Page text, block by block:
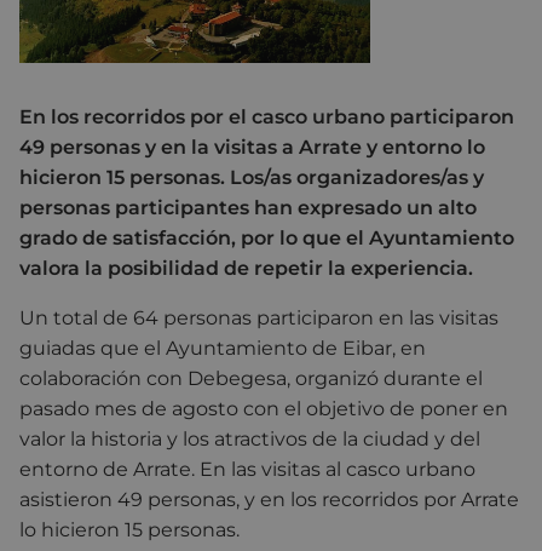
En los recorridos por el casco urbano participaron
49 personas y en la visitas a Arrate y entorno lo
hicieron 15 personas. Los/as organizadores/as y
personas participantes han expresado un alto
grado de satisfacción, por lo que el Ayuntamiento
valora la posibilidad de repetir la experiencia.
Un total de 64 personas participaron en las visitas
guiadas que el Ayuntamiento de Eibar, en
colaboración con Debegesa, organizó durante el
pasado mes de agosto con el objetivo de poner en
valor la historia y los atractivos de la ciudad y del
entorno de Arrate. En las visitas al casco urbano
asistieron 49 personas, y en los recorridos por Arrate
lo hicieron 15 personas.